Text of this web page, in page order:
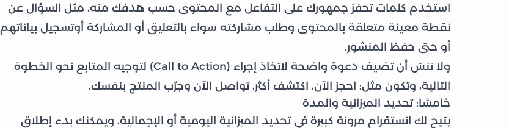
استخدم كلمات تحفز جمهورك على التفاعل مع المحتوى حسب هدفك منه، مثل السؤال عن
نقطة معينة متعلقة بالمحتوى وطلب مشاركته سواء بالتعليق أو المشاركة أوتسجيل بياناتهم
أو حتى حفظ المنشور.
ولا تنسَ أن تضيف دعوة واضحة لاتخاذ إجراء (Call to Action) لتوجيه المتابع نحو الخطوة
التالية، وتكون مثل: احجز الآن، اكتشف أكثر، تواصل الآن وجرّب المنتج بنفسك.
خامسًا: تحديد الميزانية والمدة
يتيح لك انستقرام مرونة كبيرة في تحديد الميزانية اليومية أو الإجمالية، ويمكنك بدء إطلاق